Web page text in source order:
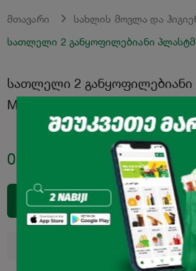
მთავარი სახლის მოვლა და
სათლელი 2 განყოფილებიანი
სათლელი 2 განყოფილებიანი
MEMORIS
0.69
დამატება